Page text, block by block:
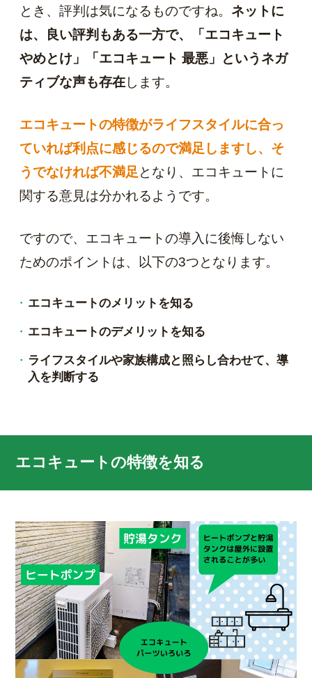
とき、評判は気になるものですね。 ネットに
は、良い評判もある一方で、「エコキュート
やめとけ」「エコキュート 最悪」というネガ
ティブな声も存在します。
エコキュートの特徴がライフスタイルに合っ
ていれば利点に感じるので満足しますし、そ
うでなければ不満足 となり、エコキュートに
関する意見は分かれるようです。
ですので、エコキュートの導入に後悔しない
ためのポイントは、以下の3つとなります。
エコキュートのメリットを知る
エコキュートのデメリットを知る
ライフスタイルや家族構成と照らし合わせて、導
入を判断する
エコキュートの特徴を知る